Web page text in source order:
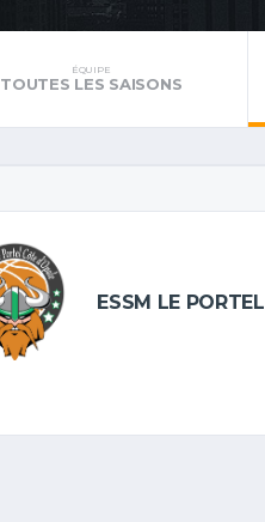
ÉQUIPE
TOUTES LES SAISONS
ESSM LE PORTEL